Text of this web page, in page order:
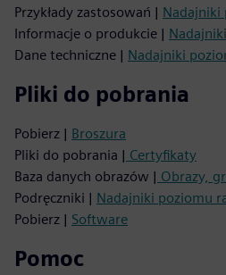
Przykłady zastosowań | Nadajniki
Informacje o produkcie |
Dane techniczne | Nadajniki
Pliki do pobrania
Pobierz | Broszura
Pliki do pobrania | Certyfikaty
Baza danych obrazów | Obrazy,
Podręczniki | Nadajniki poziomu
Pobierz | Software
Pomoc